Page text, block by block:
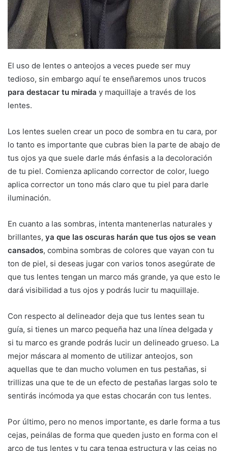
El uso de lentes o anteojos a veces puede ser muy
tedioso, sin embargo aquí te enseñaremos unos trucos
para destacar tu mirada y maquillaje a través de los
lentes.
Los lentes suelen crear un poco de sombra en tu cara, por
lo tanto es importante que cubras bien la parte de abajo de
tus ojos ya que suele darle más énfasis a la decoloración
de tu piel. Comienza aplicando corrector de color, luego
aplica corrector un tono más claro que tu piel para darle
iluminación.
En cuanto a las sombras, intenta mantenerlas naturales y
brillantes, ya que las oscuras harán que tus ojos se vean
cansados, combina sombras de colores que vayan con tu
ton de piel, si deseas jugar con varios tonos asegúrate de
que tus lentes tengan un marco más grande, ya que esto le
dará visibilidad a tus ojos y podrás lucir tu maquillaje.
Con respecto al delineador deja que tus lentes sean tu
guía, si tienes un marco pequeña haz una línea delgada y
si tu marco es grande podrás lucir un delineado grueso. La
mejor máscara al momento de utilizar anteojos, son
aquellas que te dan mucho volumen en tus pestañas, si
trillizas una que te de un efecto de pestañas largas solo te
sentirás incómoda ya que estas chocarán con tus lentes.
Por último, pero no menos importante, es darle forma a tus
cejas, peinálas de forma que queden justo en forma con el
arco de tus lentes y tu cara tenga estructura y las cejas no